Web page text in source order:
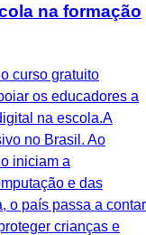
na formação
curso gratuito
os educadores a
na escola.A
no Brasil. Ao
iniciam a
e das
o país passa a contar
crianças e